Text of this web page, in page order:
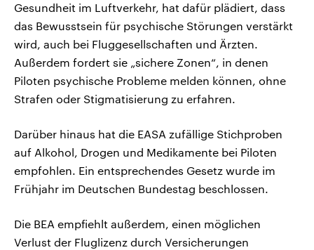
Gesundheit im Luftverkehr, hat dafür plädiert, dass
das Bewusstsein für psychische Störungen verstärkt
wird, auch bei Fluggesellschaften und Ärzten.
Außerdem fordert sie „sichere Zonen“, in denen
Piloten psychische Probleme melden können, ohne
Strafen oder Stigmatisierung zu erfahren.
Darüber hinaus hat die EASA zufällige Stichproben
auf Alkohol, Drogen und Medikamente bei Piloten
empfohlen. Ein entsprechendes Gesetz wurde im
Frühjahr im Deutschen Bundestag beschlossen.
Die BEA empfiehlt außerdem, einen möglichen
Verlust der Fluglizenz durch Versicherungen